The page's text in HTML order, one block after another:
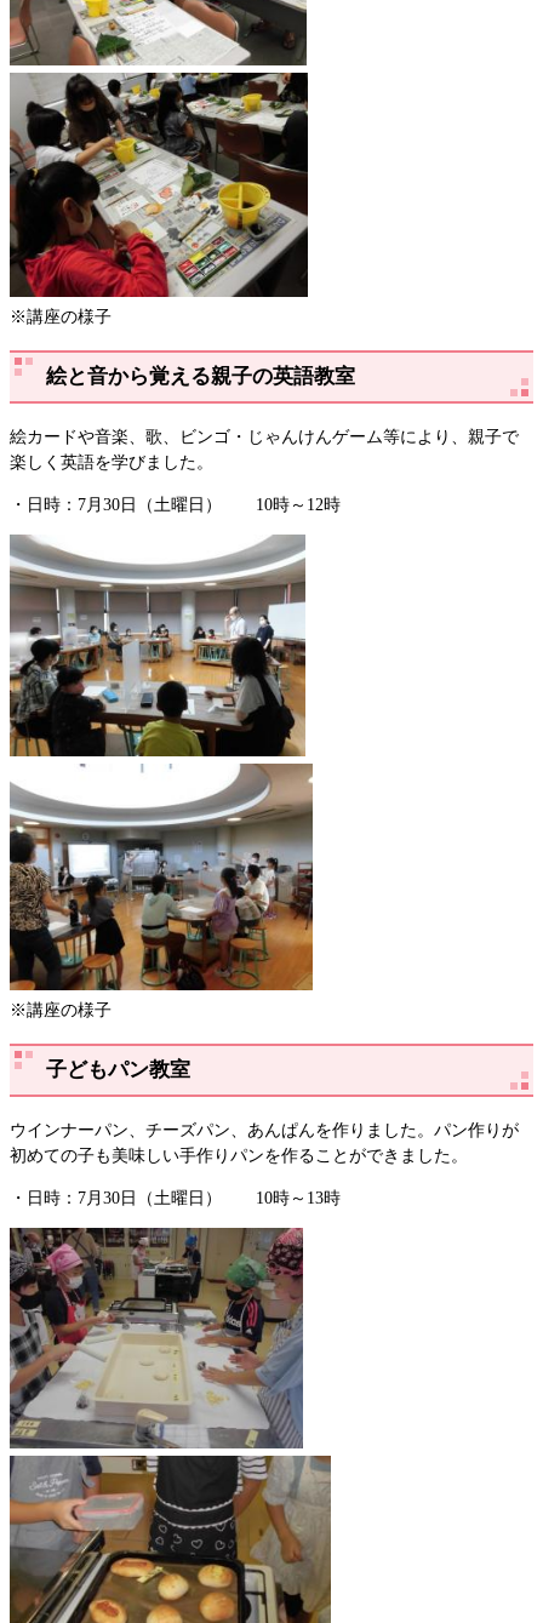
※講座の様子
絵と音から覚える親子の英語教室
絵カードや音楽、歌、ビンゴ・じゃんけんゲーム等により、親子で
楽しく英語を学びました。
・日時：7月30日（土曜日） 10時～12時
※講座の様子
子どもパン教室
ウインナーパン、チーズパン、あんぱんを作りました。パン作りが
初めての子も美味しい手作りパンを作ることができました。
・日時：7月30日（土曜日） 10時～13時